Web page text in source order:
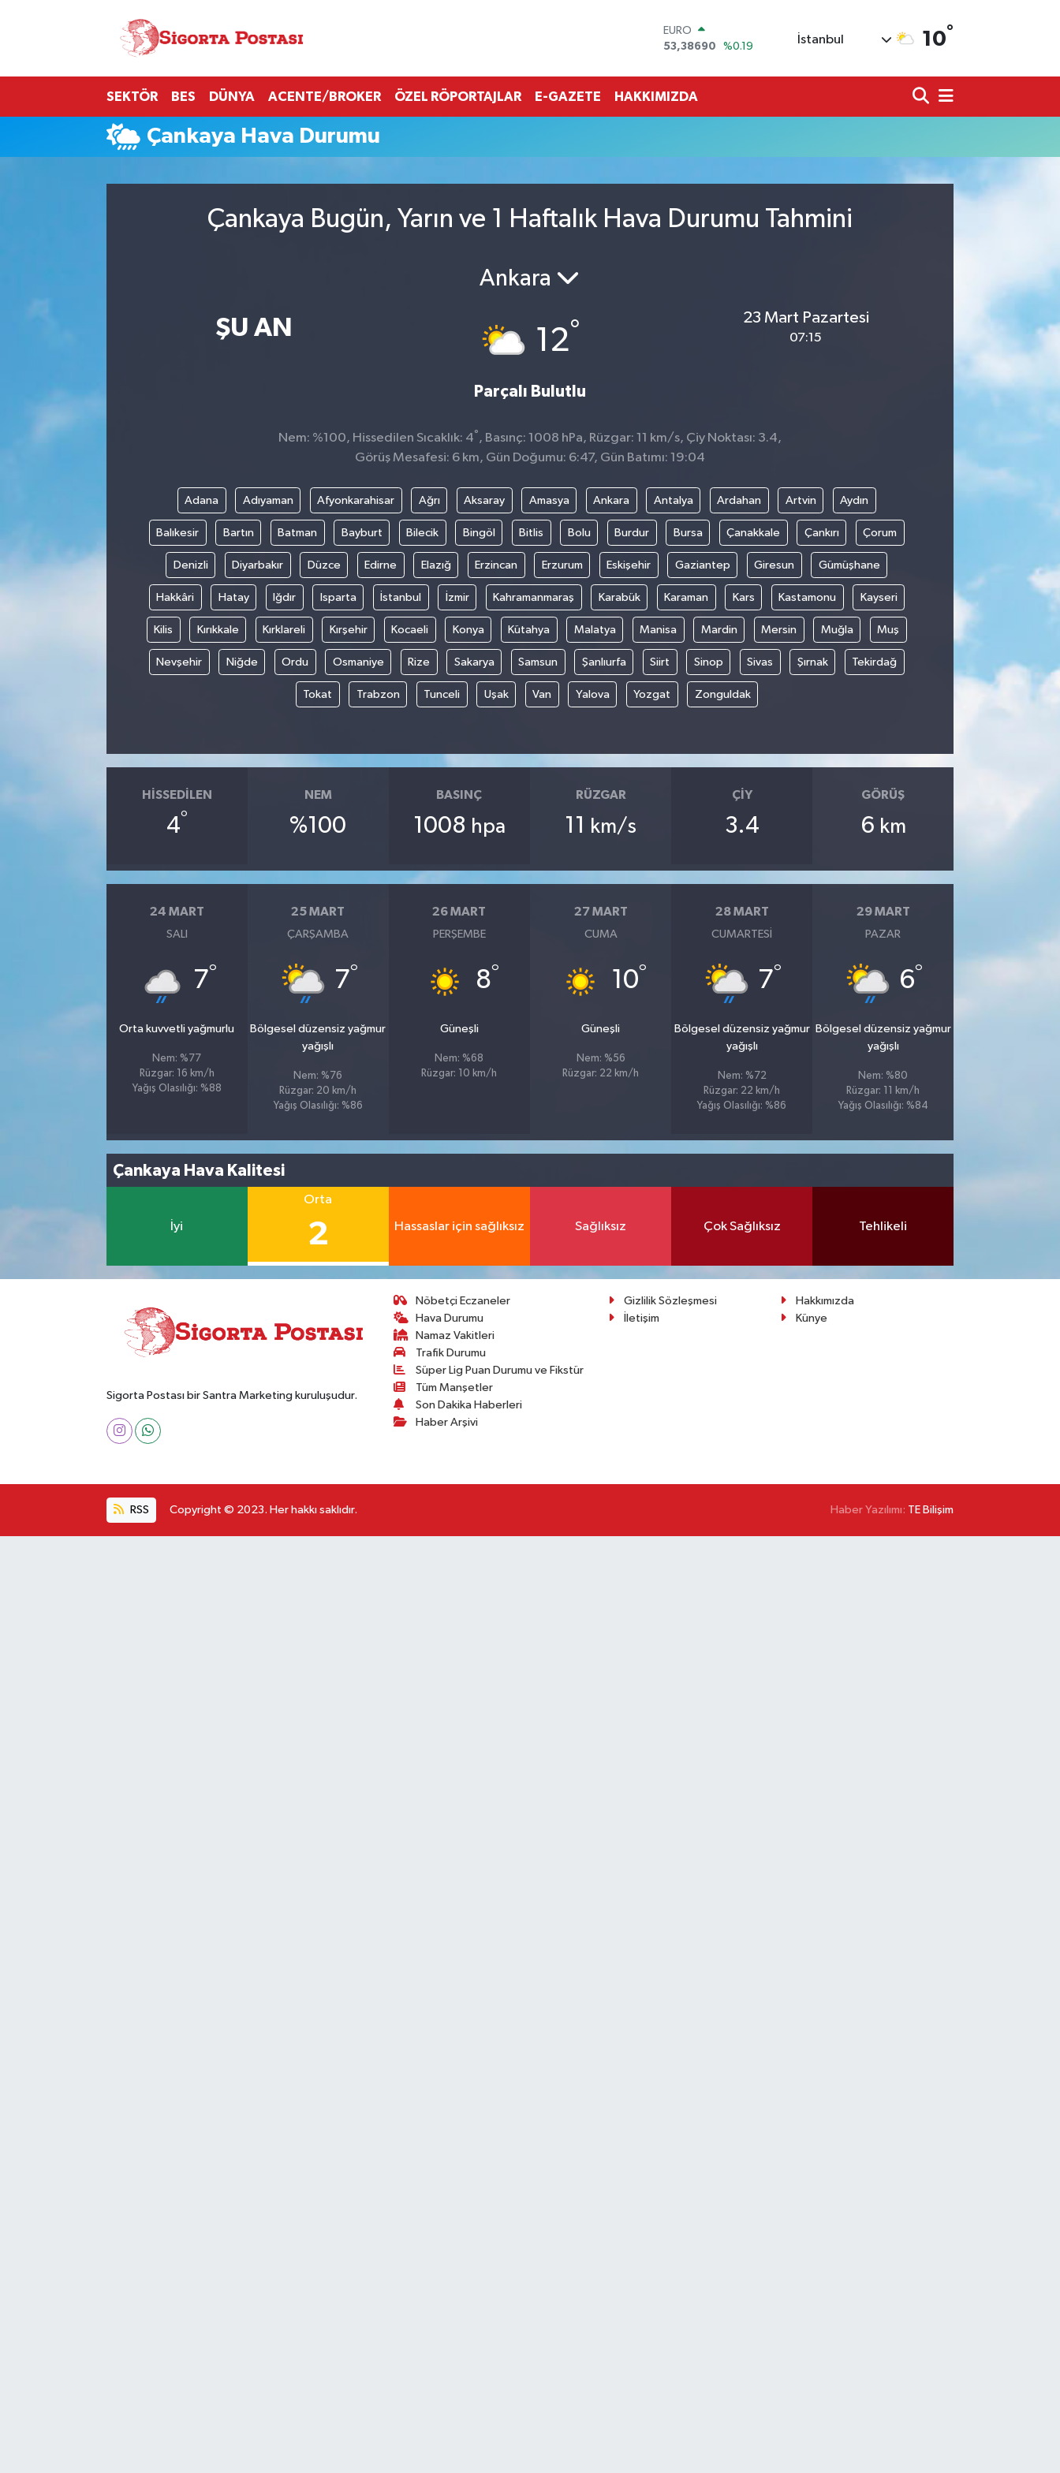
STERLİN
6862,09000
BİST100
İstanbul 10°
SEKTÖR BES DÜNYA ACENTE/BROKER ÖZEL RÖPORTAJLAR E-GAZETE HAKKIMIZDA
Çankaya Hava Durumu
Çankaya Bugün, Yarın ve 1 Haftalık Hava Durumu Tahmini
ŞU AN
Ankara
12°
Parçalı Bulutlu
23 Mart Pazartesi
07:15
Nem: %100, Hissedilen Sıcaklık: 4° , Basınç: 1008 hPa, Rüzgar: 11 km/s, Çiy Noktası: 3.4,
Görüş Mesafesi: 6 km, Gün Doğumu: 6:47, Gün Batımı: 19:04
Adana Adıyaman Afyonkarahisar Ağrı Aksaray Amasya Ankara Antalya Ardahan Artvin Aydın
Balıkesir Bartın Batman Bayburt Bilecik Bingöl Bitlis Bolu Burdur Bursa Çanakkale Çankırı Çorum
Denizli Diyarbakır Düzce Edirne Elazığ Erzincan Erzurum Eskişehir Gaziantep Giresun Gümüşhane
Hakkâri Hatay Iğdır Isparta İstanbul İzmir Kahramanmaraş Karabük Karaman Kars Kastamonu Kayseri
Kilis Kırıkkale Kırklareli Kırşehir Kocaeli Konya Kütahya Malatya Manisa Mardin Mersin Muğla Muş
Nevşehir Niğde Ordu Osmaniye Rize Sakarya Samsun Şanlıurfa Siirt Sinop Sivas Şırnak Tekirdağ
Tokat Trabzon Tunceli Uşak Van Yalova Yozgat Zonguldak
HISSEDILEN
4°
NEM
%100
BASINÇ
1008 hpa
RÜZGAR
11 km/s
ÇIY
3.4
GÖRÜŞ
6 km
24 MART
SALI
7°
Orta kuvvetli yağmurlu
Nem: %77
Rüzgar: 16 km/h
Yağış Olasılığı: %88
25 MART
ÇARŞAMBA
7°
Bölgesel düzensiz yağmur
yağışlı
Nem: %76
Rüzgar: 20 km/h
Yağış Olasılığı: %86
26 MART
PERŞEMBE
8°
Güneşli
Nem: %68
Rüzgar: 10 km/h
27 MART
CUMA
10°
Güneşli
Nem: %56
Rüzgar: 22 km/h
28 MART
CUMARTESI
7°
Bölgesel düzensiz yağmur
yağışlı
Nem: %72
Rüzgar: 22 km/h
Yağış Olasılığı: %86
29 MART
PAZAR
6°
Bölgesel düzensiz yağmur
yağışlı
Nem: %80
Rüzgar: 11 km/h
Yağış Olasılığı: %84
Çankaya Hava Kalitesi
İyi
Orta
2 Hassaslar için sağlıksız Sağlıksız Çok Sağlıksız Tehlikeli
Sigorta Postası bir Santra Marketing kuruluşudur.
Nöbetçi Eczaneler
Hava Durumu
Namaz Vakitleri
Trafik Durumu
Süper Lig Puan Durumu ve Fikstür
Tüm Manşetler
Son Dakika Haberleri
Haber Arşivi
Gizlilik Sözleşmesi
Hakkımızda
İletişim
Künye
RSS Copyright © 2023. Her hakkı saklıdır. Haber Yazılımı: TE Bilişim
Nöbetçi Eczaneler
Hava Durumu
Namaz Vakitleri
Süper Lig Puan Durumu ve Fikstür
Son Dakika Haberleri